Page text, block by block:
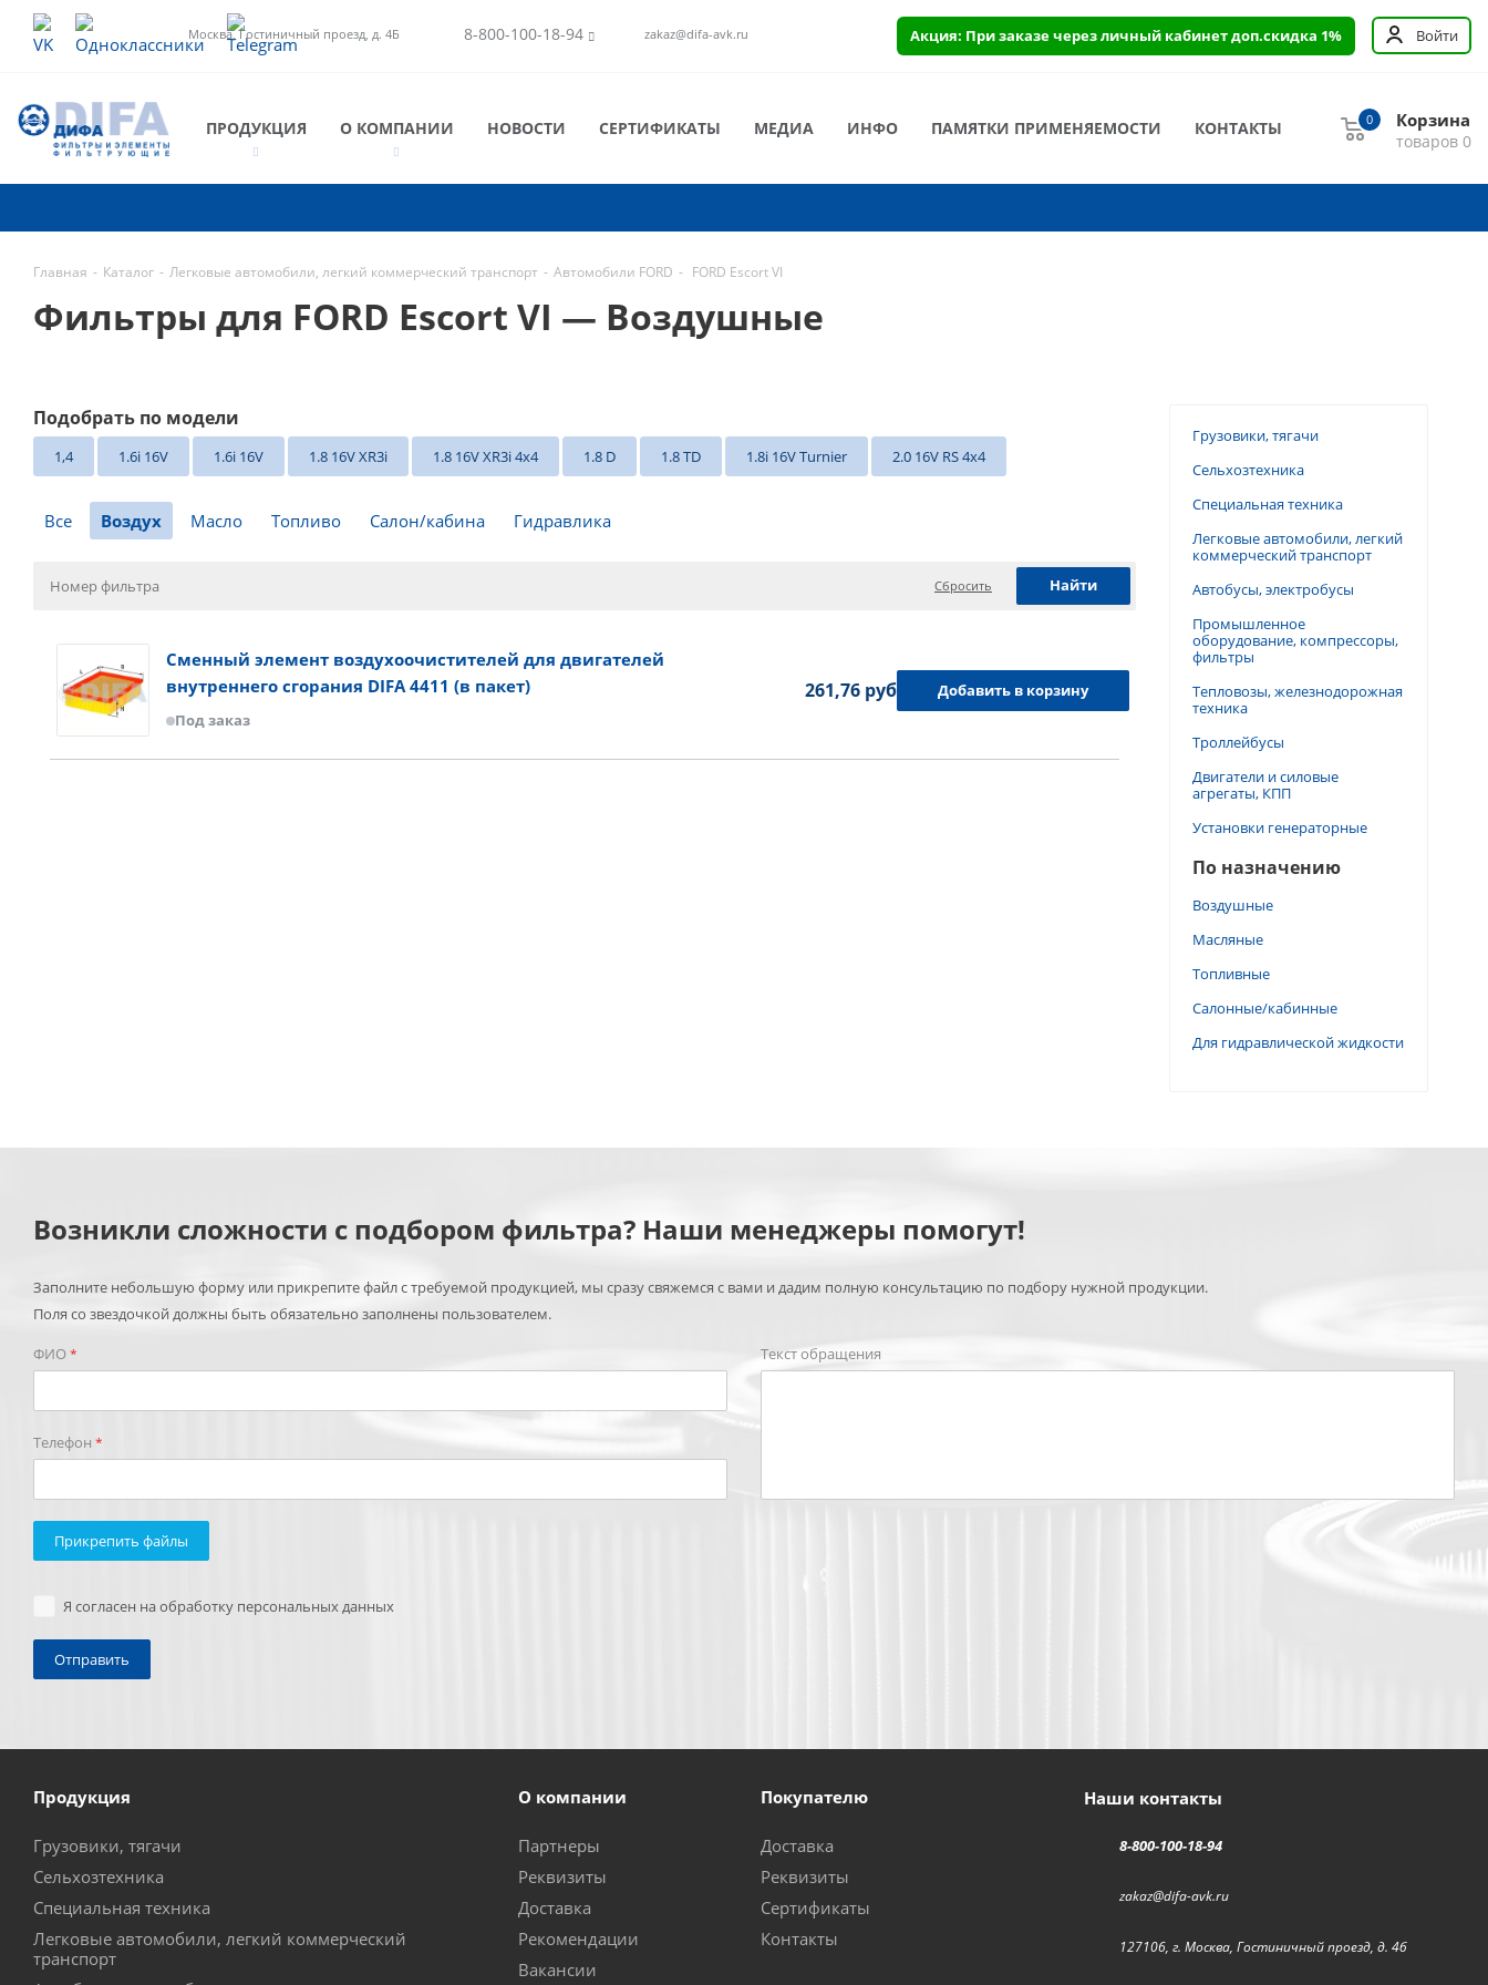
Москва, Гостиничный проезд, д. 4Б 8-800-100-18-94 zakaz@difa-avk.ru Акция: При заказе через личный кабинет доп.скидка 1% Войти
ПРОДУКЦИЯ О КОМПАНИИ НОВОСТИ СЕРТИФИКАТЫ МЕДИА ИНФО ПАМЯТКИ ПРИМЕНЯЕМОСТИ КОНТАКТЫ Корзина
товаров 0
0
Главная - Каталог - Легковые автомобили, легкий коммерческий транспорт - Автомобили FORD - FORD Escort VI
Фильтры для FORD Escort VI — Воздушные
Подобрать по модели
1,4 1.6i 16V 1.6i 16V 1.8 16V XR3i 1.8 16V XR3i 4x4 1.8 D 1.8 TD 1.8i 16V Turnier 2.0 16V RS 4x4
Все Воздух Масло Топливо Салон/кабина Гидравлика
Сбросить
Сменный элемент воздухоочистителей для двигателей
внутреннего сгорания DIFA 4411 (в пакет)
Под заказ
261,76 руб. Добавить в корзину
Грузовики, тягачи
Сельхозтехника
Специальная техника
Легковые автомобили, легкий
коммерческий транспорт
Автобусы, электробусы
Промышленное
оборудование, компрессоры,
фильтры
Тепловозы, железнодорожная
техника
Троллейбусы
Двигатели и силовые
агрегаты, КПП
Установки генераторные
По назначению
Воздушные
Масляные
Топливные
Салонные/кабинные
Для гидравлической жидкости
Возникли сложности с подбором фильтра? Наши менеджеры помогут!
Заполните небольшую форму или прикрепите файл с требуемой продукцией, мы сразу свяжемся с вами и дадим полную консультацию по подбору нужной продукции.
Поля со звездочкой должны быть обязательно заполнены пользователем.
ФИО*
Телефон *
Текст обращения
Прикрепить файлы
Я согласен на обработку персональных данных
Продукция
Грузовики, тягачи
Сельхозтехника
Специальная техника
Легковые автомобили, легкий коммерческий
транспорт
О компании
Партнеры
Реквизиты
Доставка
Рекомендации
Вакансии
Покупателю
Доставка
Реквизиты
Сертификаты
Контакты
Наши контакты
8-800-100-18-94
zakaz@difa-avk.ru
127106, г. Москва, Гостиничный проезд, д. 4б